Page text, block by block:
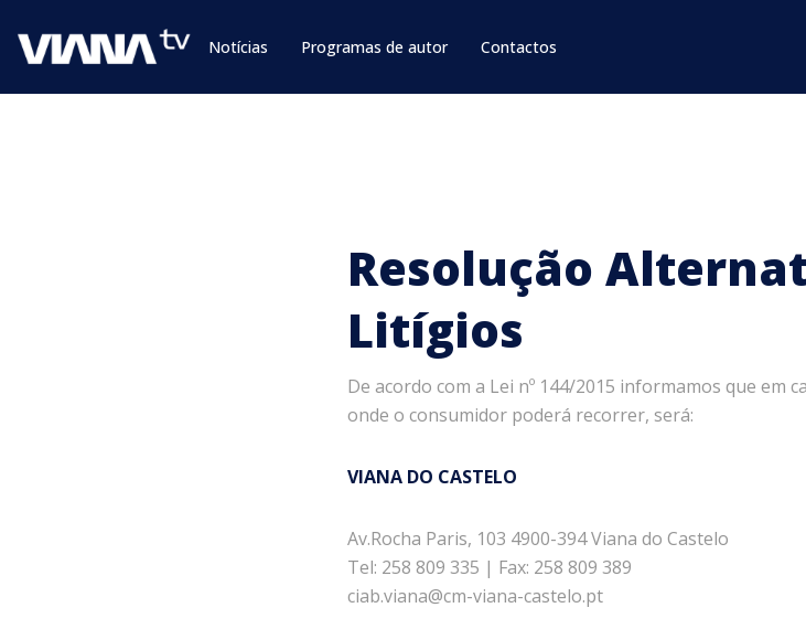
Notícias Programas de autor Contactos
Resolução
Litígios
De acordo com a Lei nº 144/2015 informamos que em
onde o consumidor poderá recorrer, será:
VIANA DO CASTELO
Av.Rocha Paris, 103 4900-394 Viana do Castelo
Tel: 258 809 335 | Fax: 258 809 389
ciab.viana@cm-viana-castelo.pt